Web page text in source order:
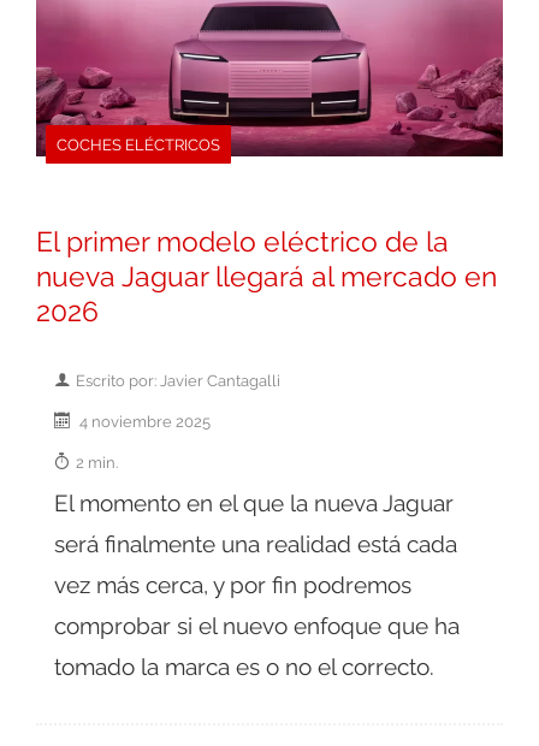
COCHES ELÉCTRICOS
El primer modelo eléctrico de la
nueva Jaguar llegará al mercado en
2026
Escrito por: Javier Cantagalli
4 noviembre 2025
2 min.
El momento en el que la nueva Jaguar
será finalmente una realidad está cada
vez más cerca, y por fin podremos
comprobar si el nuevo enfoque que ha
tomado la marca es o no el correcto.